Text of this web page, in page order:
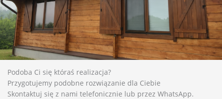
Podoba Ci się któraś realizacja?
Przygotujemy podobne rozwiązanie dla Ciebie
Skontaktuj się z nami telefonicznie lub przez WhatsApp.